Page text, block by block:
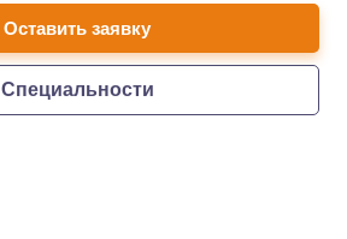
Оставить заявку
Специальности